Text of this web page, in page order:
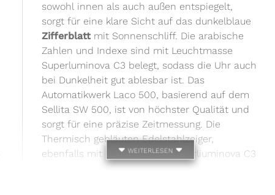
sowohl innen als auch außen entspiegelt,
sorgt für eine klare Sicht auf das dunkelblaue
Zifferblatt mit Sonnenschliff. Die arabische
Zahlen und Indexe sind mit Leuchtmasse
Superluminova C3 belegt, sodass die Uhr auch
bei Dunkelheit gut ablesbar ist. Das
Automatikwerk Laco 500, basierend auf dem
Sellita SW 500, ist von höchster Qualität und
sorgt für eine präzise Zeitmessung. Die
Thermisch gebläuten Edelstahlzeiger,
ebenfalls mit Leuchtmasse Superliuminova C3
weiterlesen